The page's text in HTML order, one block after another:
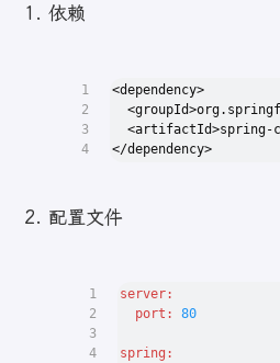
依赖
1
2
3
4
<dependency>
<artifactId>spring-
</dependency>
配置文件
1
2
3
4
server:
port:
80
spring: